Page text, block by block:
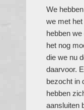
We
we met
hebben
het nog
die we nu
daarvoor.
bezocht in
hebben
aansluiten